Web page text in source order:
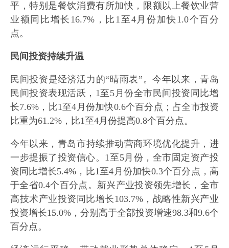
平，特别是餐饮消费有所加快，限额以上餐饮业营
业额同比增长16.7%，比1至4月份加快1.0个百分
点。
民间投资持续升温
民间投资是经济活力的“晴雨表”。今年以来，青岛
民间投资表现活跃，1至5月份全市民间投资同比增
长7.6%，比1至4月份加快0.6个百分点；占全市投资
比重为61.2%，比1至4月份提高0.8个百分点。
今年以来，青岛市持续推动营商环境优化提升，进
一步提振了投资信心。1至5月份，全市固定资产投
资同比增长5.4%，比1至4月份加快0.3个百分点，高
于全省0.4个百分点。新兴产业投资领先增长，全市
高技术产业投资同比增长103.7%，战略性新兴产业
投资增长15.0%，分别高于全部投资增速98.3和9.6个
百分点。